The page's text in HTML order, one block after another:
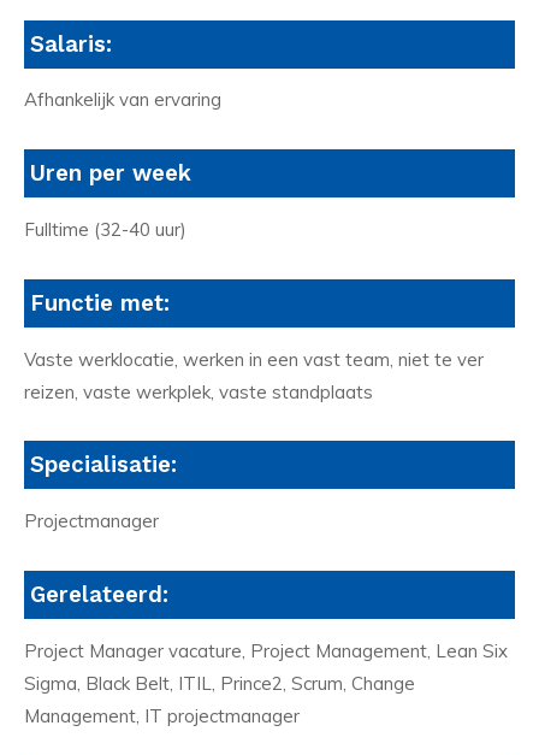
Salaris:
Afhankelijk van ervaring
Uren per week
Fulltime (32-40 uur)
Functie met:
Vaste werklocatie, werken in een vast team, niet te ver
reizen, vaste werkplek, vaste standplaats
Specialisatie:
Projectmanager
Gerelateerd:
Project Manager vacature, Project Management, Lean Six
Sigma, Black Belt, ITIL, Prince2, Scrum, Change
Management, IT projectmanager